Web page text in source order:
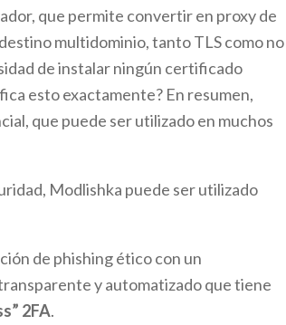
que permite convertir en proxy de
multidominio, tanto TLS como no
de instalar ningún certificado
esto exactamente? En resumen,
que puede ser utilizado en muchos
Modlishka puede ser utilizado
de phishing ético con un
y automatizado que tiene
2FA.